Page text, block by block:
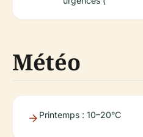
Météo
Printemps : 10–20°C